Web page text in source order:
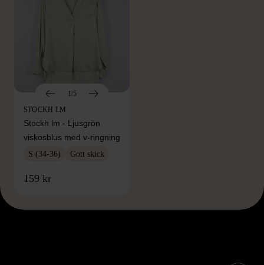
1/5
STOCKH LM
Stockh lm - Ljusgrön
viskosblus med v-ringning
S (34-36) Gott skick
159 kr